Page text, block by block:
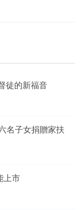
徒的新福音
名子女捐贈家扶
上市